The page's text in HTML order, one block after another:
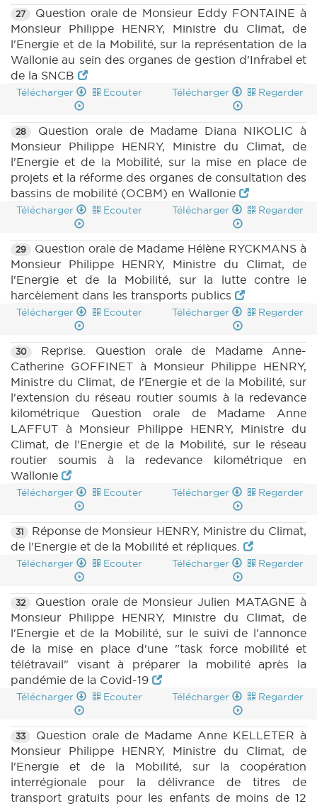
27
Question orale de Monsieur Eddy FONTAINE à
Monsieur Philippe HENRY, Ministre du Climat, de
l'Energie et de la Mobilité, sur la représentation de la
Wallonie au sein des organes de gestion d'Infrabel et
de la SNCB
Télécharger Ecouter Télécharger Regarder
28
Question orale de Madame Diana NIKOLIC à
Monsieur Philippe HENRY, Ministre du Climat, de
l'Energie et de la Mobilité, sur la mise en place de
projets et la réforme des organes de consultation des
bassins de mobilité (OCBM) en Wallonie
Télécharger Ecouter Télécharger Regarder
29
Question orale de Madame Hélène RYCKMANS à
Monsieur Philippe HENRY, Ministre du Climat, de
l'Energie et de la Mobilité, sur la lutte contre le
harcèlement dans les transports publics
Télécharger Ecouter Télécharger Regarder
30
Reprise. Question orale de Madame Anne-
Catherine GOFFINET à Monsieur Philippe HENRY,
Ministre du Climat, de l'Energie et de la Mobilité, sur
l'extension du réseau routier soumis à la redevance
kilométrique Question orale de Madame Anne
LAFFUT à Monsieur Philippe HENRY, Ministre du
Climat, de l'Energie et de la Mobilité, sur le réseau
routier soumis à la redevance kilométrique en
Wallonie
Télécharger Ecouter Télécharger Regarder
31
Réponse de Monsieur HENRY, Ministre du Climat,
de l'Energie et de la Mobilité et répliques.
Télécharger Ecouter Télécharger Regarder
32
Question orale de Monsieur Julien MATAGNE à
Monsieur Philippe HENRY, Ministre du Climat, de
l'Energie et de la Mobilité, sur le suivi de l'annonce
de la mise en place d'une "task force mobilité et
télétravail" visant à préparer la mobilité après la
pandémie de la Covid-19
Télécharger Ecouter Télécharger Regarder
33
Question orale de Madame Anne KELLETER à
Monsieur Philippe HENRY, Ministre du Climat, de
l'Energie et de la Mobilité, sur la coopération
interrégionale pour la délivrance de titres de
transport gratuits pour les enfants de moins de 12